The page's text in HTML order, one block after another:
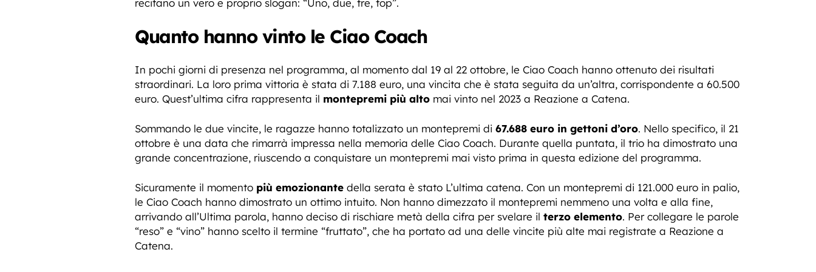
recitano un vero e proprio slogan: “Uno, due, tre, top”.
Quanto hanno vinto le Ciao Coach
In pochi giorni di presenza nel programma, al momento dal 19 al 22 ottobre, le Ciao Coach hanno ottenuto dei risultati
straordinari. La loro prima vittoria è stata di 7.188 euro, una vincita che è stata seguita da un’altra, corrispondente a 60.500
euro. Quest’ultima cifra rappresenta il montepremi più alto mai vinto nel 2023 a Reazione a Catena.
Sommando le due vincite, le ragazze hanno totalizzato un montepremi di 67.688 euro in gettoni d’oro. Nello specifico, il 21
ottobre è una data che rimarrà impressa nella memoria delle Ciao Coach. Durante quella puntata, il trio ha dimostrato una
grande concentrazione, riuscendo a conquistare un montepremi mai visto prima in questa edizione del programma.
Sicuramente il momento più emozionante della serata è stato L’ultima catena. Con un montepremi di 121.000 euro in palio,
le Ciao Coach hanno dimostrato un ottimo intuito. Non hanno dimezzato il montepremi nemmeno una volta e alla fine,
arrivando all’Ultima parola, hanno deciso di rischiare metà della cifra per svelare il terzo elemento. Per collegare le parole
“reso” e “vino” hanno scelto il termine “fruttato”, che ha portato ad una delle vincite più alte mai registrate a Reazione a
Catena.